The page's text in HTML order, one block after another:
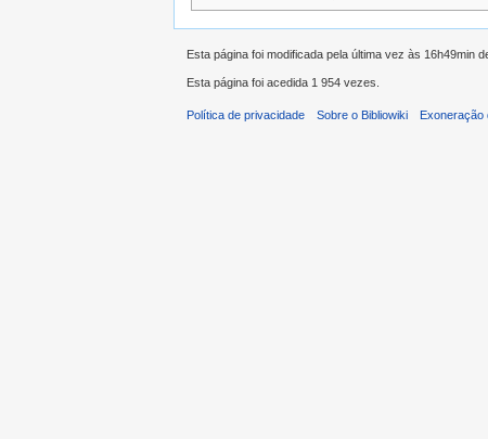
Esta página foi modificada pela última vez às 16h49min
Esta página foi acedida 1 954 vezes.
Política de privacidade Sobre o Bibliowiki Exoneração